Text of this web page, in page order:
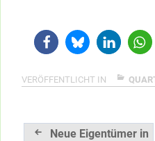
VERÖFFENTLICHT IN
Beitragsnavigation
Neue Eigentümer in